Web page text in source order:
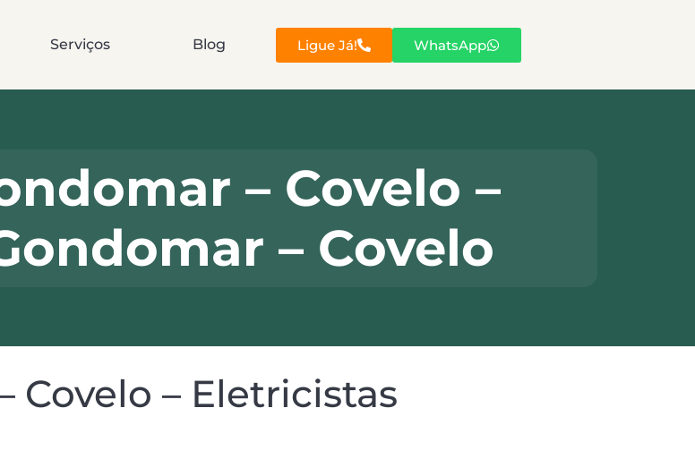
Serviços Blog Ligue Já! WhatsApp
– Covelo –
– Covelo
Covelo – Eletricistas